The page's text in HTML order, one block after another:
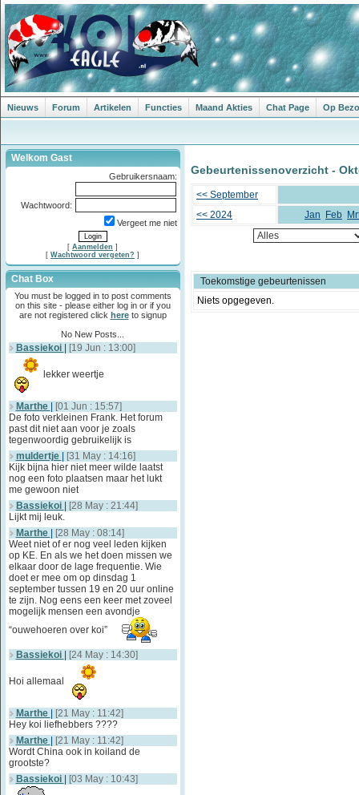
Nieuws Forum Artikelen Functies Maand Akties Chat Page Op
Welkom Gast
Gebruikersnaam:
Wachtwoord:
Vergeet me niet
[ Aanmelden ]
[ Wachtwoord vergeten? ]
Chat Box
You must be logged in to post comments
on this site - please either log in or if you
are not registered click hereto signup
No New Posts...
Bassiekoi [19 Jun : 13:00]
lekker weertje
Marthe
[01 Jun : 15:57]
De foto verkleinen Frank. Het forum
past dit niet aan voor je zoals
tegenwoordig gebruikelijk is
muldertje
[31 May : 14:16]
Kijk bijna hier niet meer wilde laatst
nog een foto plaatsen maar het lukt
me gewoon niet
Bassiekoi
[28 May : 21:44]
Lijkt mij leuk.
Marthe
[28 May : 08:14]
Weet niet of er nog veel leden kijken
op KE. En als we het doen missen we
elkaar door de lage frequentie. Wie
doet er mee om op dinsdag 1
september tussen 19 en 20 uur online
te zijn. Nog eens een keer met zoveel
mogelijk mensen een avondje
“ouwehoeren over koi”
Bassiekoi [24 May : 14:30]
Hoi allemaal
Marthe
[21 May : 11:42]
Hey koi liefhebbers ????
Marthe
[21 May : 11:42]
Wordt China ook in koiland de
grootste?
Bassiekoi
[03 May : 10:43]
Gebeurtenissenoverzicht -
<< September
<< 2024
Jan Feb
Toekomstige gebeurtenissen
Niets opgegeven.